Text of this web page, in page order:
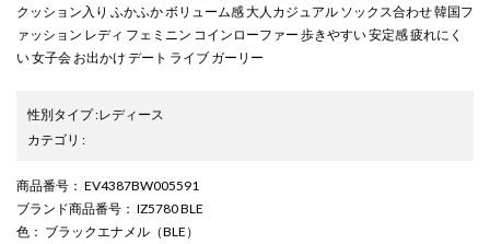
クッション入り ふかふか ボリューム感 大人カジュアル ソックス合わせ 韓国フ
ァッション レディ フェミニン コインローファー 歩きやすい 安定感 疲れにく
い 女子会 お出かけ デート ライブ ガーリー
性別タイプ:レディース
カテゴリ :
商品番号 ： EV4387BW005591
ブランド商品番号 ： IZ5780 BLE
色 ： ブラックエナメル（BLE）